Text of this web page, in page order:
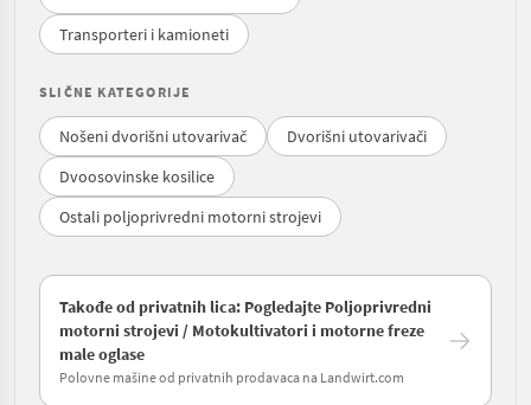
Transporteri i kamioneti
SLIČNE KATEGORIJE
Nošeni dvorišni utovarivač
Dvorišni utovarivači
Dvoosovinske kosilice
Ostali poljoprivredni motorni strojevi
Takođe od privatnih lica: Pogledajte Poljoprivredni
motorni strojevi / Motokultivatori i motorne freze
male oglase
Polovne mašine od privatnih prodavaca na Landwirt.com